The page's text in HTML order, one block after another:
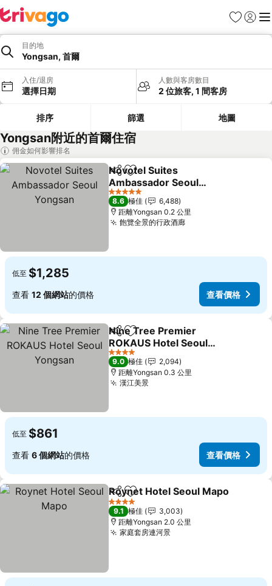
收藏夾
登入 選
目的地
Yongsan, 首爾
入住/退房
選擇日期
人數與客房數目
2 位旅客, 1 間客房
排序 篩選 地圖
Yongsan附近的首爾住宿
佣金如何影響排名
分享 放到收藏夾
Novotel Suites
Ambassador Seoul
Yongsan
查看價格
5 星級
8.6 極佳
6,488
距離Yongsan 0.2 公里
飽覽全景的行政酒廊查看價格
低至 $1,285
查看 12 個網站的價格 查看價格
分享 放到收藏夾
Nine Tree Premier
ROKAUS Hotel Seoul
Yongsan
查看價格
4 星級
9.0 極佳
2,094
距離Yongsan 0.3 公里
漢江美景查看價格
低至 $861
查看 6 個網站的價格 查看價格
分享 放到收藏夾
Roynet Hotel Seoul Mapo
4 星級
9.1 極佳
3,003
距離Yongsan 2.0 公里
家庭套房連河景查看價格